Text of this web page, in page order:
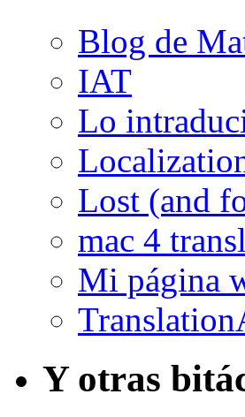
Blog de
IAT
Lo
Lost (and
mac 4
Mi página
Y otras